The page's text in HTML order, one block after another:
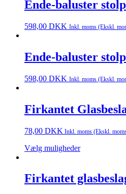
Ende-baluster
598,00 DKK Inkl. moms (Ekskl.
Ende-baluster
598,00 DKK Inkl. moms (Ekskl.
Firkantet
78,00 DKK Inkl. moms (Ekskl.
Vælg muligheder
Firkantet